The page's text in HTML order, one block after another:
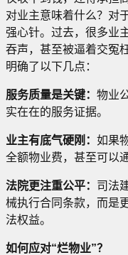
对业主意味着什么？对
强心针。过去，很多业
吞声，甚至被逼着交冤
明确了以下几点：
服务质量是关键： 物业
实在在的服务证据。
业主有底气硬刚： 如果
全额物业费，甚至可以
法院更注重公平： 司法
械执行合同条款，而是
法权益。
如何应对“烂物业”？